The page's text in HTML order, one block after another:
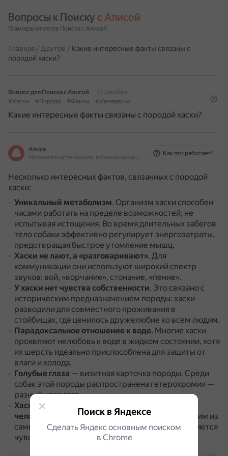
Вопросы к Поиску с Алисой
Примеры ответов Поиска с Алисой
Главная / Другое / Какие интересные факты связаны с
породой хаски?
Вопрос для Поиска с Алисой
21 декабря
#Хаски
#Порода #Факты #Интересно
Какие интересные факты связаны с породой хаски?
Алиса
На основе источников, возможны неточности
Как это работает?
Несколько интересных фактов, связанных с породой
хаски:
Уникальный метаболизм. Организм хаски способен
часами работать на пределе возможностей, не
испытывая истощения. Во время длительных забегов
тело собаки эффективно регулирует энергозатраты,
предотвращая быстрое утомление мышц.
Хаски не лают, а «разговаривают». Для
коммуникации они используют широкий спектр
звуков: вой, «ворчание», стонание, «пение».
У хаски нет чувства собственности. Это связано с
историческим предназначением породы: хаски
разводили для совместного проживания в
стойбищах, где ценилось дружелюбие ко всем людям.
Парадоксальное отношение к воде. Многие хаски
проявляют нелюбовь к воде в жидком состоянии, хотя
их шерсть идеально приспособлена для защиты от
влаги и холода.
Голубые глаза — визитная карточка породы. Среди
собак этой породы распространена гетерохромия —
разный цвет глаз.
Хаски способны испытывать эмоции подобно
человеческим
По мнению исследователей, одним из
самых явных проявлений необычных чувств является
чувство вины.
Поиск в Яндексе
Сделать Яндекс основным поиском
в Сhrome